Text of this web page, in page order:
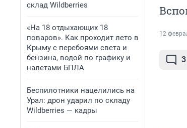
склад Wildberries
«На 18 отдыхающих 18
поваров». Как проходит лето в
Крыму с перебоями света и
бензина, водой по графику и
налетами БПЛА
Беспилотники нацелились на
Урал: дрон ударил по складу
Wildberries — кадры
12
3